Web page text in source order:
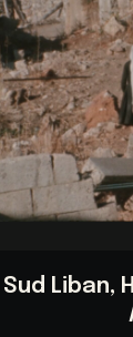
Sud Liban,